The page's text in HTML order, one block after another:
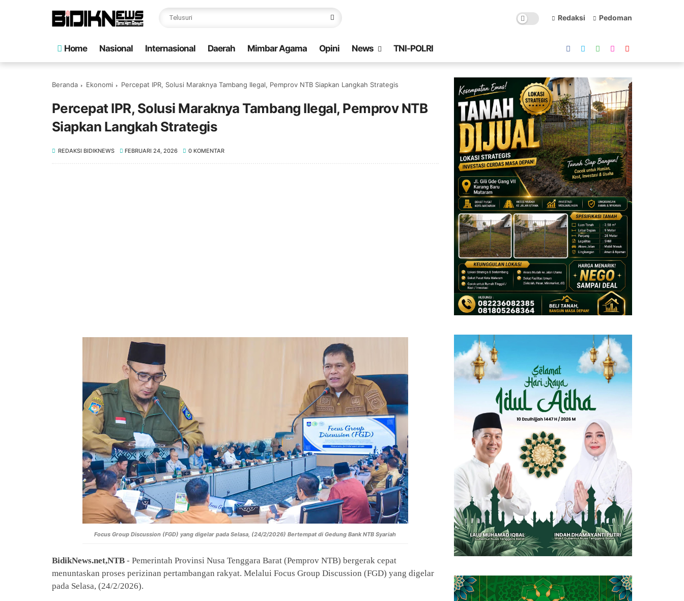
Redaksi Pedoman
Home Nasional Internasional Daerah Mimbar Agama Opini News TNI-POLRI
Beranda Ekonomi Percepat IPR, Solusi Maraknya Tambang Ilegal, Pemprov NTB Siapkan Langkah Strategis
Percepat IPR, Solusi Maraknya Tambang Ilegal, Pemprov NTB
Siapkan Langkah Strategis
REDAKSI BIDIKNEWS FEBRUARI 24, 2026 0 KOMENTAR
Focus Group Discussion (FGD) yang digelar pada Selasa, (24/2/2026)Bertempat di Gedung Bank NTB Syariah
BidikNews.net,NTB - Pemerintah Provinsi Nusa Tenggara Barat (Pemprov NTB) bergerak cepat
menuntaskan proses perizinan pertambangan rakyat. Melalui Focus Group Discussion (FGD) yang digelar
pada Selasa, (24/2/2026).